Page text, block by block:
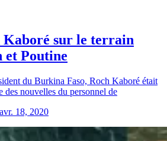
sur le terrain
et Poutine
du Burkina Faso, Roch Kaboré était
des nouvelles du personnel de
avr. 18, 2020